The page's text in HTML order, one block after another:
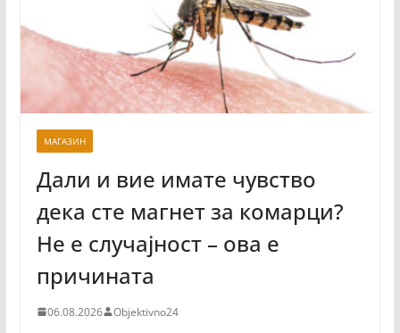
МАГАЗИН
Дали и вие имате чувство
дека сте магнет за комарци?
Не е случајност – ова е
причината
06.08.2026 Objektivno24